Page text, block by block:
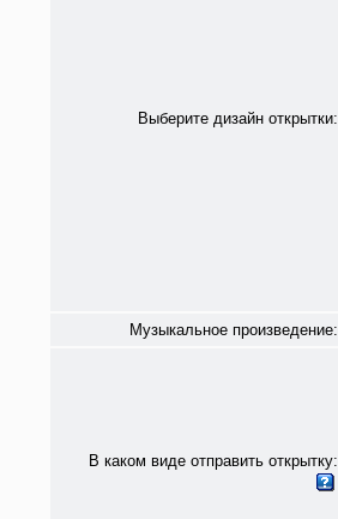
Выберите дизайн открытки:
Музыкальное произведение:
В каком виде отправить открытку: